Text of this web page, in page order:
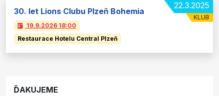
22.3.2025
KLUB
30. let Lions Clubu Plzeň Bohemia
19.9.2026 18:00
Restaurace Hotelu Central Plzeň
ĎAKUJEME